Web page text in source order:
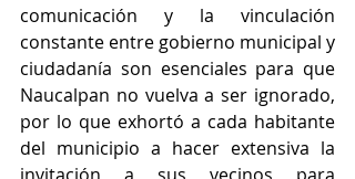
comunicación y la vinculación
constante entre gobierno municipal y
ciudadanía son esenciales para que
Naucalpan no vuelva a ser ignorado,
por lo que exhortó a cada habitante
del municipio a hacer extensiva la